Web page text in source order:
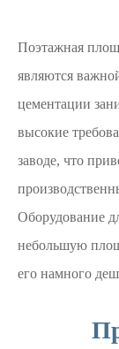
Поэтажная
являются
цементации
высокие
заводе, что
Оборудование
небольшую
его намного